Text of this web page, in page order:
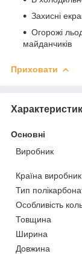
Захисні
Огорожі
майданчиків
Приховати
Основні
Виробник
Країна виробник
Тип
Особливість
Товщина
Ширина
Довжина